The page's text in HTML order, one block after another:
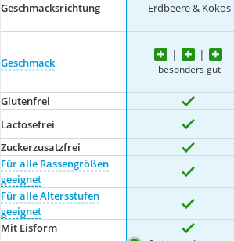
Geschmacksrichtung Erdbeere & Kokos
Geschmack besonders gut
Glutenfrei
Lactosefrei
Zuckerzusatzfrei
Für alle Rassengrößen
geeignet
Für alle Altersstufen
geeignet
Mit Eisform